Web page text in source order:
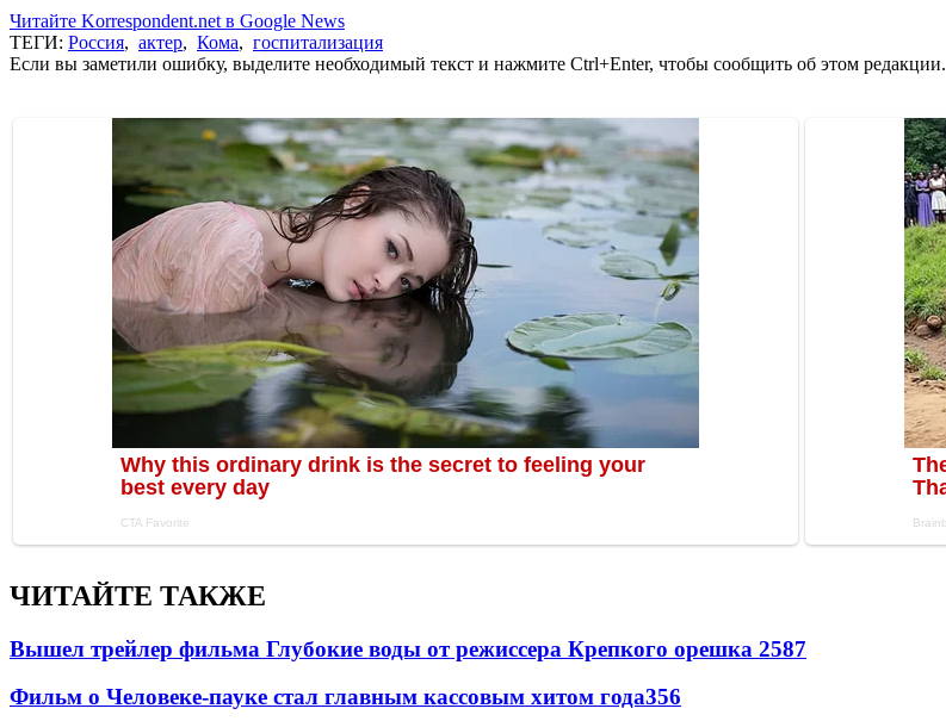
Читайте Korrespondent.net в Google News
ТЕГИ: Россия, актер, Кома, госпитализация
Если вы заметили ошибку, выделите необходимый текст и нажмите Ctrl+Enter, чтобы сообщить об этом редакции.
ЧИТАЙТЕ ТАКЖЕ
Вышел трейлер фильма Глубокие воды от режиссера Крепкого орешка 2587
Фильм о Человеке-пауке стал главным кассовым хитом года356